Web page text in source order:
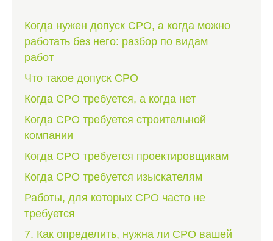
Когда нужен допуск СРО, а когда можно
работать без него: разбор по видам
работ
Что такое допуск СРО
Когда СРО требуется, а когда нет
Когда СРО требуется строительной
компании
Когда СРО требуется проектировщикам
Когда СРО требуется изыскателям
Работы, для которых СРО часто не
требуется
7. Как определить, нужна ли СРО вашей